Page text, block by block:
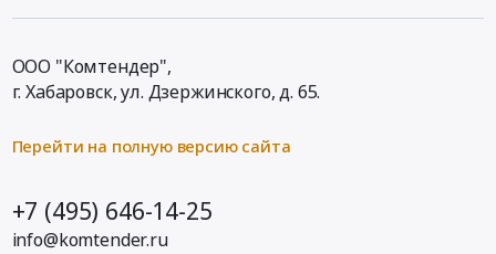
ООО "Комтендер",
г. Хабаровск,ул. Дзержинского, д. 65.
Перейти на полную версию сайта
+7 (495) 646-14-25
info@komtender.ru